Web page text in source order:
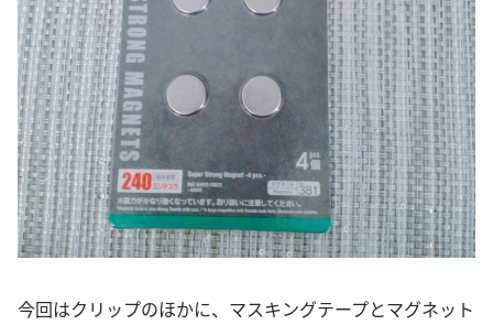
今回はクリップのほかに、マスキングテープとマグネット